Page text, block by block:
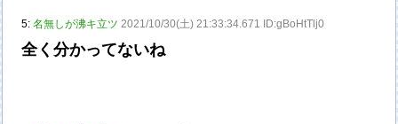
5:名無しが沸キ立ツ 2021/10/30(土) 21:33:34.671 ID:gBoHtTlj0
全く分かってないね